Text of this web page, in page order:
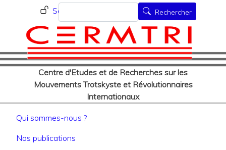
au
contenu
principal
Menu du compte de
Se connecter
Centre d'Etudes et de Recherches sur les
Mouvements Trotskyste et Révolutionnaires
Internationaux
Rechercher Rechercher
Navigation principale
Qui sommes-nous ?
Nos publications